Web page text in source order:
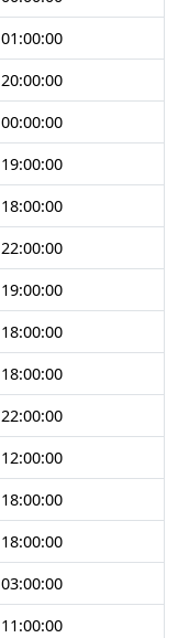
01:00:00
20:00:00
00:00:00
19:00:00
18:00:00
22:00:00
19:00:00
18:00:00
18:00:00
22:00:00
12:00:00
18:00:00
18:00:00
03:00:00
11:00:00